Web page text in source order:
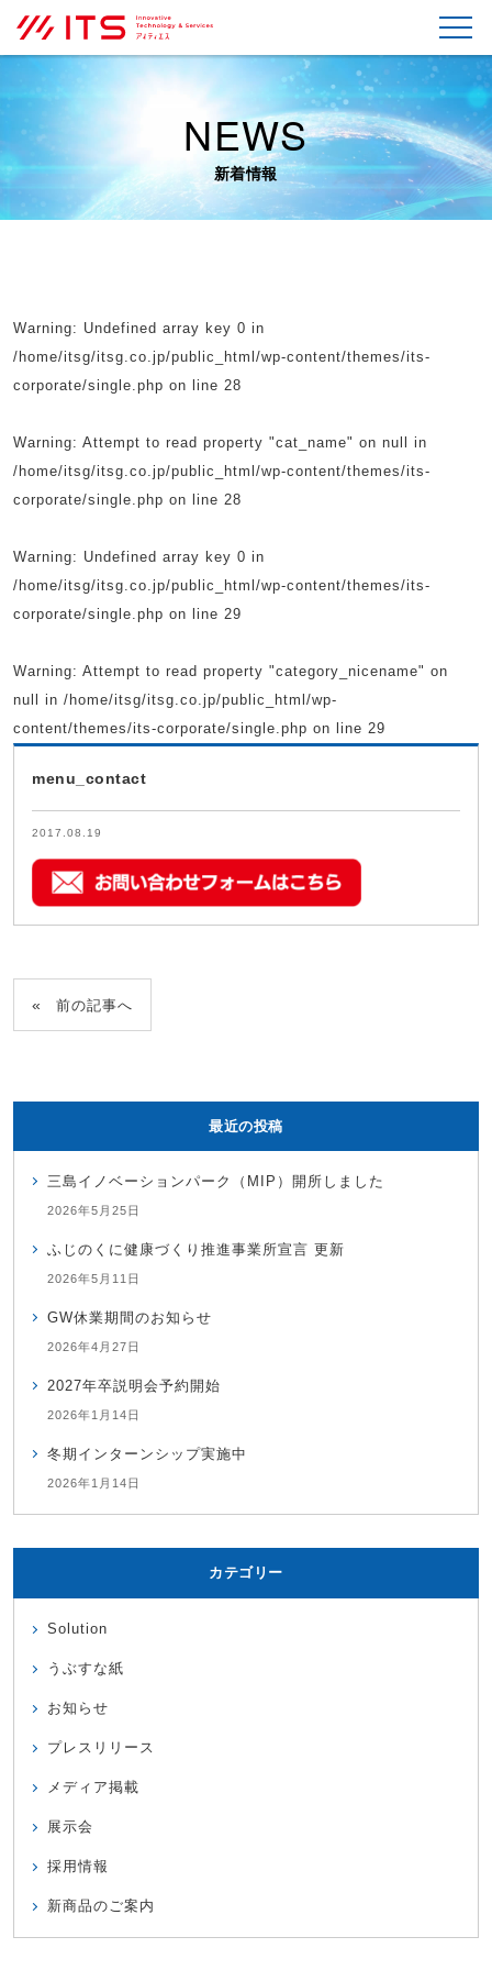
NEWS
新着情報
Warning: Undefined array key 0 in
/home/itsg/itsg.co.jp/public_html/wp-content/themes/its-
corporate/single.php on line 28
Warning: Attempt to read property "cat_name" on null in
/home/itsg/itsg.co.jp/public_html/wp-content/themes/its-
corporate/single.php on line 28
Warning: Undefined array key 0 in
/home/itsg/itsg.co.jp/public_html/wp-content/themes/its-
corporate/single.php on line 29
Warning: Attempt to read property "category_nicename" on
null in /home/itsg/itsg.co.jp/public_html/wp-
content/themes/its-corporate/single.php on line 29
menu_contact
2017.08.19
前の記事へ
最近の投稿
三島イノベーションパーク（MIP）開所しました
2026年5月25日
ふじのくに健康づくり推進事業所宣言 更新
2026年5月11日
GW休業期間のお知らせ
2026年4月27日
2027年卒説明会予約開始
2026年1月14日
冬期インターンシップ実施中
2026年1月14日
カテゴリー
Solution
うぶすな紙
お知らせ
プレスリリース
メディア掲載
展示会
採用情報
新商品のご案内